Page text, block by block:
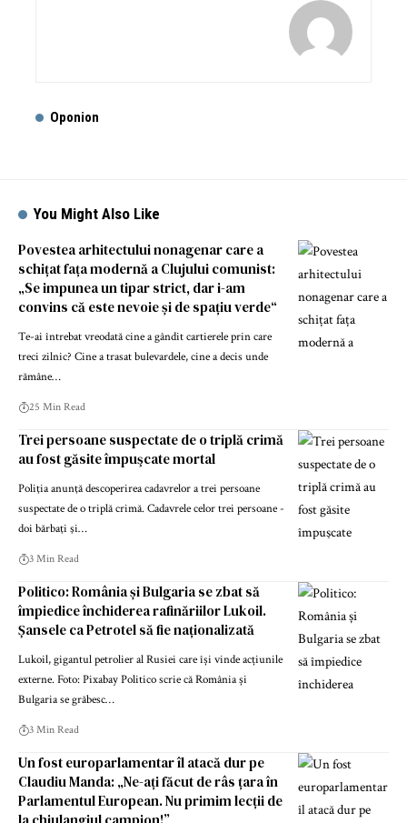
Oponion
You Might Also Like
Povestea arhitectului nonagenar care a
schițat fața modernă a Clujului comunist:
„Se impunea un tipar strict, dar i-am
convins că este nevoie și de spațiu verde“
Te-ai întrebat vreodată cine a gândit cartierele prin care
treci zilnic? Cine a trasat bulevardele, cine a decis unde
rămâne…
25 Min Read
Trei persoane suspectate de o triplă crimă
au fost găsite împuşcate mortal
Poliţia anunţă descoperirea cadavrelor a trei persoane
suspectate de o triplă crimă. Cadavrele celor trei persoane -
doi bărbaţi şi…
3 Min Read
Politico: România și Bulgaria se zbat să
împiedice închiderea rafinăriilor Lukoil.
Șansele ca Petrotel să fie naționalizată
Lukoil, gigantul petrolier al Rusiei care își vinde acțiunile
externe. Foto: Pixabay Politico scrie că România și
Bulgaria se grăbesc…
3 Min Read
Un fost europarlamentar îl atacă dur pe
Claudiu Manda: „Ne-ați făcut de râs țara în
Parlamentul European. Nu primim lecții de